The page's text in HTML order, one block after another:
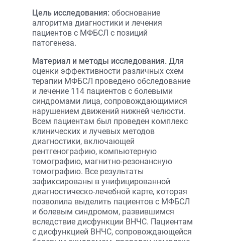
Цель исследования: обоснование
алгоритма диагностики и лечения
пациентов с МФБСЛ с позиций
патогенеза.
Материал и методы исследования. Для
оценки эффективности различных схем
терапии МФБСЛ проведено обследование
и лечение 114 пациентов с болевыми
синдромами лица, сопровождающимися
нарушением движений нижней челюсти.
Всем пациентам был проведен комплекс
клинических и лучевых методов
диагностики, включающей
рентгенографию, компьютерную
томографию, магнитно-резонансную
томографию. Все результаты
зафиксированы в унифицированной
диагностическо-лечебной карте, которая
позволила выделить пациентов с МФБСЛ
и болевым синдромом, развившимся
вследствие дисфункции ВНЧС. Пациентам
с дисфункцией ВНЧС, сопровождающейся